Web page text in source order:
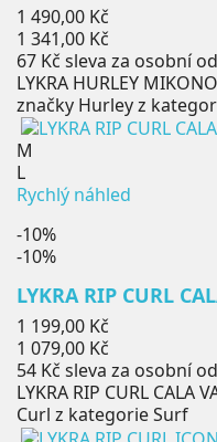
Běžná
cena
1 490,00 Kč
Cena
1 341,00 Kč
67 Kč sleva za osobní
LYKRA HURLEY
značky Hurley z
M
L
Rychlý náhled
-10%
-10%
LYKRA RIP CURL
Běžná
cena
1 199,00 Kč
Cena
1 079,00 Kč
54 Kč sleva za osobní
LYKRA RIP CURL CALA
Curl z kategorie Surf